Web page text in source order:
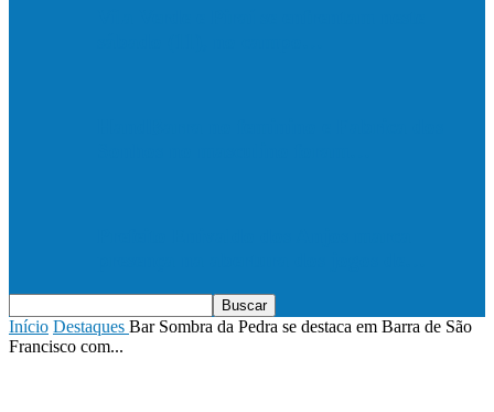
Início Destaques Bar Sombra da Pedra se destaca em Barra de São
Francisco com...